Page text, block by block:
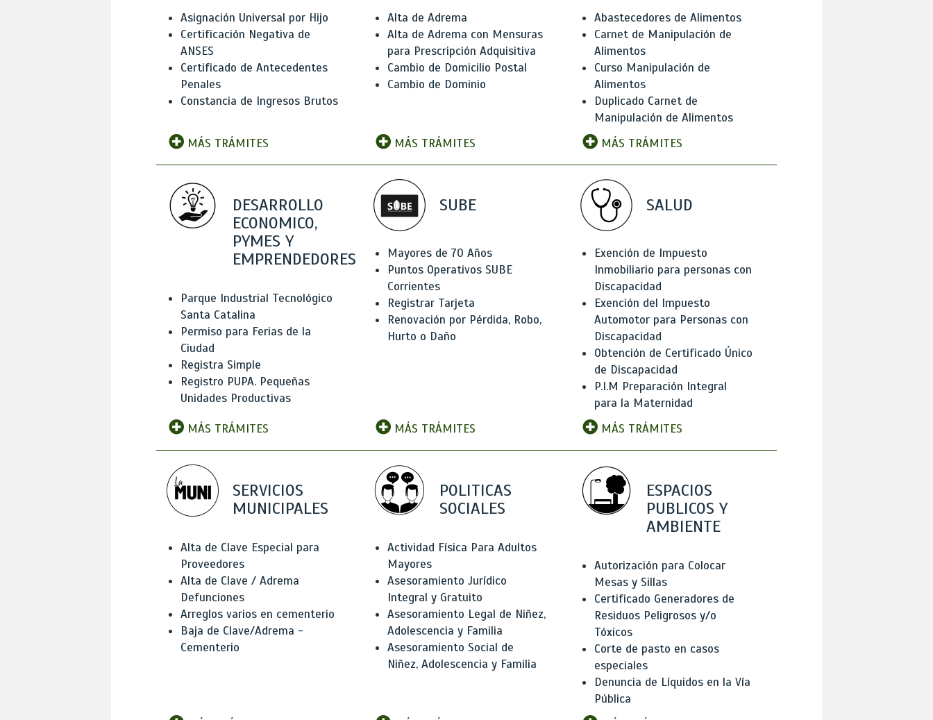
Asignación Universal por Hijo
Certificación Negativa de
ANSES
Certificado de Antecedentes
Penales
Constancia de Ingresos Brutos
MÁS TRÁMITES
Alta de Adrema
Alta de Adrema con Mensuras
para Prescripción Adquisitiva
Cambio de Domicilio Postal
Cambio de Dominio
MÁS TRÁMITES
Abastecedores de Alimentos
Carnet de Manipulación de
Alimentos
Curso Manipulación de
Alimentos
Duplicado Carnet de
Manipulación de Alimentos
MÁS TRÁMITES
DESARROLLO
ECONOMICO,
PYMES Y
EMPRENDEDORES
Parque Industrial Tecnológico
Santa Catalina
Permiso para Ferias de la
Ciudad
Registra Simple
Registro PUPA. Pequeñas
Unidades Productivas
MÁS TRÁMITES
SUBE
Mayores de 70 Años
Puntos Operativos SUBE
Corrientes
Registrar Tarjeta
Renovación por Pérdida, Robo,
Hurto o Daño
MÁS TRÁMITES
SALUD
Exención de Impuesto
Inmobiliario para personas con
Discapacidad
Exención del Impuesto
Automotor para Personas con
Discapacidad
Obtención de Certificado Único
de Discapacidad
P.I.M Preparación Integral
para la Maternidad
MÁS TRÁMITES
SERVICIOS
MUNICIPALES
Alta de Clave Especial para
Proveedores
Alta de Clave / Adrema
Defunciones
Arreglos varios en cementerio
Baja de Clave/Adrema -
Cementerio
POLITICAS
SOCIALES
Actividad Física Para Adultos
Mayores
Asesoramiento Jurídico
Integral y Gratuito
Asesoramiento Legal de Niñez,
Adolescencia y Familia
Asesoramiento Social de
Niñez, Adolescencia y Familia
ESPACIOS
PUBLICOS Y
AMBIENTE
Autorización para Colocar
Mesas y Sillas
Certificado Generadores de
Residuos Peligrosos y/o
Tóxicos
Corte de pasto en casos
especiales
Denuncia de Líquidos en la Vía
Pública